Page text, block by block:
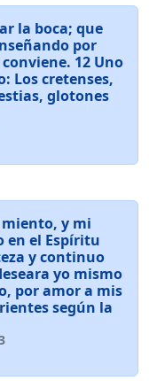
la boca; que
por
12 Uno
Los cretenses,
glotones
miento, y mi
en el Espíritu
y continuo
yo mismo
por amor a mis
según la